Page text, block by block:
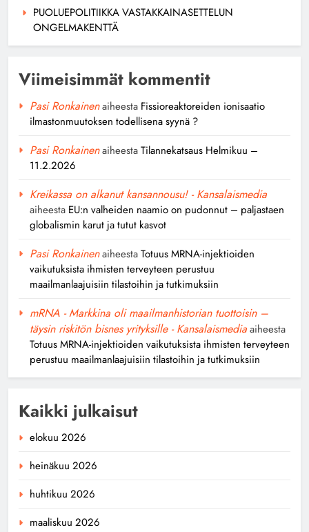
PUOLUEPOLITIIKKA VASTAKKAINASETTELUN
ONGELMAKENTTÄ
Viimeisimmät kommentit
Pasi Ronkainenaiheesta Fissioreaktoreiden ionisaatio
ilmastonmuutoksen todellisena syynä ?
Pasi RonkainenaiheestaTilannekatsaus Helmikuu –
11.2.2026
Kreikassa on alkanut kansannousu! - Kansalaismedia
aiheesta EU:n valheiden naamio on pudonnut – paljastaen
globalismin karut ja tutut kasvot
Pasi RonkainenaiheestaTotuus MRNA-injektioiden
vaikutuksista ihmisten terveyteen perustuu
maailmanlaajuisiin tilastoihin ja tutkimuksiin
mRNA - Markkina oli maailmanhistorian tuottoisin –
täysin riskitön bisnes yrityksille - Kansalaismediaaiheesta
Totuus MRNA-injektioiden vaikutuksista ihmisten terveyteen
perustuu maailmanlaajuisiin tilastoihin ja tutkimuksiin
Kaikki julkaisut
elokuu 2026
heinäkuu 2026
huhtikuu 2026
maaliskuu 2026